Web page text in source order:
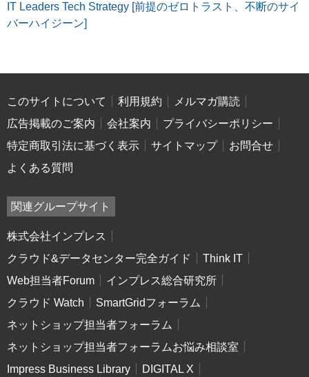
IT Leaders Tech Strategy [前提のゼロトラスト、不断のサイ
バーハイジーン]
このサイトについて 利用規約
メルマガ購読
広告掲載のご案内
会社案内
プライバシーポリシー
特定商取引法に基づく表示
サイトマップ
お問合せ
よくある質問
関連グループサイト
株式会社インプレス
クラウド&データセンター完全ガイド
Think IT
Web担当者Forum
インプレス総合研究所
クラウド Watch
SmartGridフォーラム
ネットショップ担当者フォーラム
ネットショップ担当者フォーラムお悩み相談室
Impress Business Library
DIGITAL X